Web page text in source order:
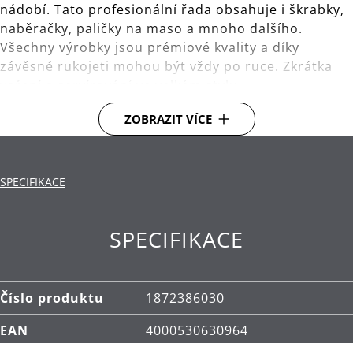
nádobí. Tato profesionální řada obsahuje i škrabky,
naběračky, paličky na maso a mnoho dalšího.
Všechny výrobky jsou prémiové kvality a díky
závěsné rukojeti mohou být vždy po ruce. Zkrátka
S praktickým okem pro uložení na závěsné tyči s
Cromargan® 18/10.
ZOBRAZIT VÍCE
SPECIFIKACE
SPECIFIKACE
Číslo produktu
1872386030
EAN
4000530630964